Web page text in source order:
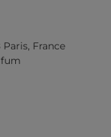
France